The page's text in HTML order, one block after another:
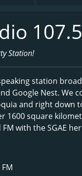
Station!
station
Google Nest. We
and right down
1600 square
with the SGAE